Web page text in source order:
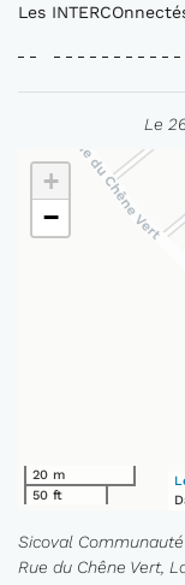
Les
Le
+
−
20 m
50 ft
Sicoval
Rue du Chêne Vert,